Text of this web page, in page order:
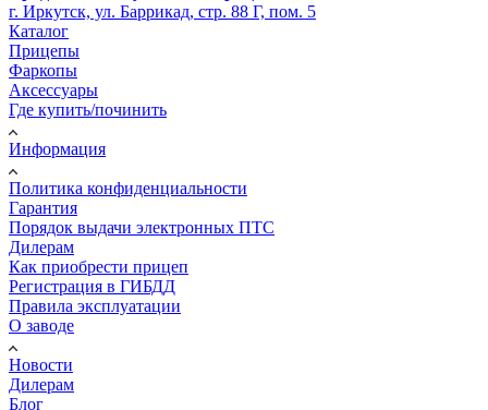
г. Иркутск, ул. Баррикад, стр. 88 Г, пом. 5
Каталог
Прицепы
Фаркопы
Аксессуары
Где купить/починить
Информация
Политика конфиденциальности
Гарантия
Порядок выдачи электронных ПТС
Дилерам
Как приобрести прицеп
Регистрация в ГИБДД
Правила эксплуатации
О заводе
Новости
Дилерам
Блог